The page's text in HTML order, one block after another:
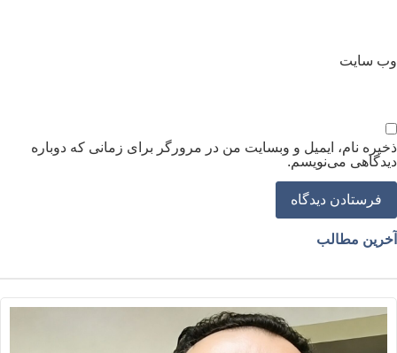
سایت
نام، ایمیل و وبسایت من در مرورگر برای زمانی که دوباره
می‌نویسم.
مطالب